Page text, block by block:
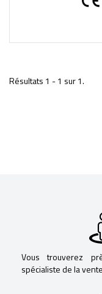
Résultats 1 - 1 sur 1.
Vous trouverez
spécialiste de la